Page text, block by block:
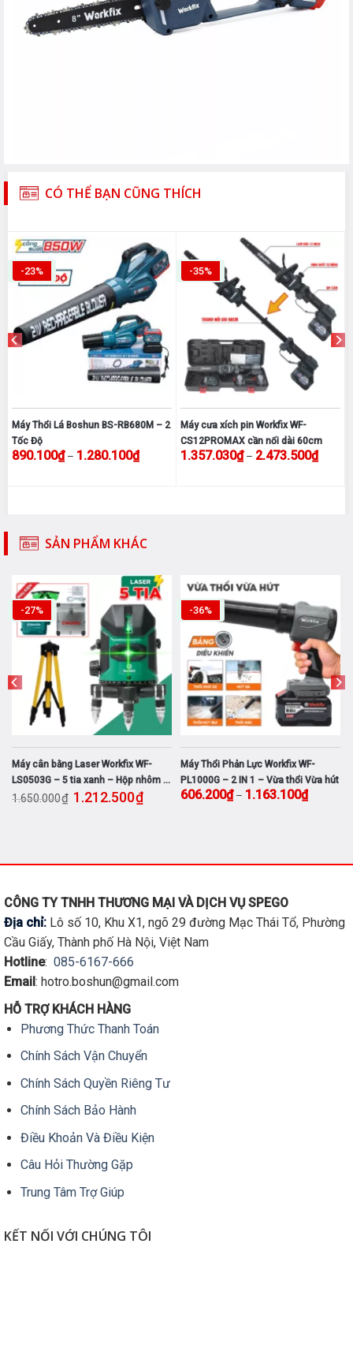
CÓ THỂ BẠN CŨNG THÍCH
-23%
Máy Thổi Lá Boshun BS-RB680M – 2
Tốc Độ
890.100₫ – 1.280.100₫Khoảng giá: từ 890.100₫ đến 1.280.100₫
nhiều
Các
chọn
có
được
chọn
trang
-35%
Máy cưa xích pin Workfix WF-
CS12PROMAX cần nối dài 60cm
1.357.030₫ – 2.473.500₫
Các
tùy
chọn
có
được
chọn
trên
trang
giá: từ 906.900₫ đến 1.842.100₫
SẢN PHẨM KHÁC
1.212.500₫.
Phản Lực Workfix WF-
– 2 IN 1 – Vừa thổi Vừa hút
₫– 1.163.100 ₫Khoảng giá: từ 606.200₫ đến 1.163.100₫
HẾT HÀNG
Máy Chuyên Vít WORKFIX WF-
SD150PRO đầu 2 trong 1 – Lực siết
150Nm – Bảo hành chính hãng 12
1.800.000₫ Giá gốc là: 1.800.000₫.
1.319.200₫ Giá hiện tại là:
-32%
Máy
SPS800
CÔNG TY TNHH THƯƠNG MẠI VÀ DỊCH VỤ SPEGO
Địa chỉ: Lô số 10, Khu X1, ngõ 29 đường Mạc Thái Tổ, Phường
Cầu Giấy, Thành phố Hà Nội, Việt Nam
Hotline: 085-6167-666
Email: hotro.boshun@gmail.com
HỖ TRỢ KHÁCH HÀNG
Phương Thức Thanh Toán
Chính Sách Vận Chuyển
Chính Sách Quyền Riêng Tư
Chính Sách Bảo Hành
Điều Khoản Và Điều Kiện
Câu Hỏi Thường Gặp
Trung Tâm Trợ Giúp
KẾT NỐI VỚI CHÚNG TÔI